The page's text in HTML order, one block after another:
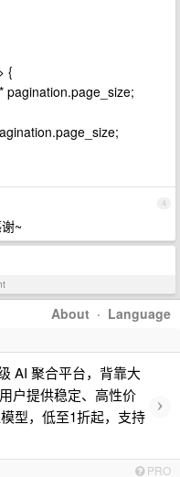
{
pagination.page_size;
4
~
About · Language
AI 聚合平台，背靠大
户提供稳定、高性价
型，低至1折起，支持
›
PRO